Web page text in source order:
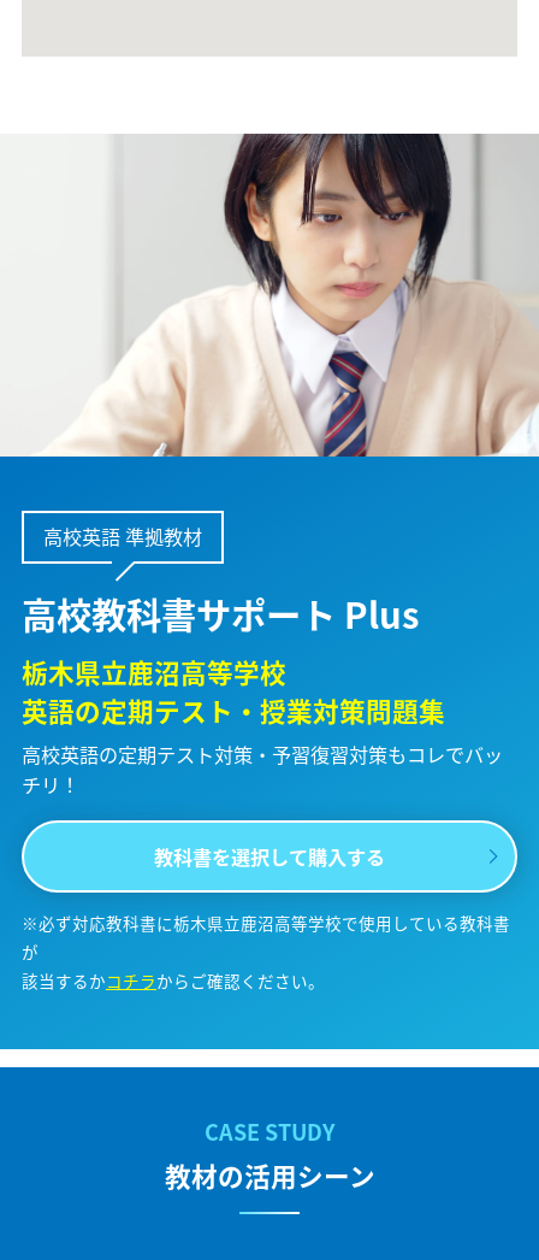
高校英語 準拠教材
高校教科書サポート Plus
栃木県立鹿沼高等学校
英語の定期テスト・授業対策問題集
高校英語の定期テスト対策・予習復習対策もコレでバッ
チリ！
教科書を選択して購入する
※必ず対応教科書に栃木県立鹿沼高等学校で使用している教科書
が
該当するかコチラからご確認ください。
教材の活用シーン